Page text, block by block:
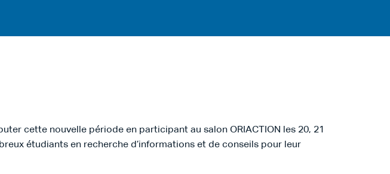
cette nouvelle période en participant au salon ORIACTION les 20, 21
étudiants en recherche d’informations et de conseils pour leur